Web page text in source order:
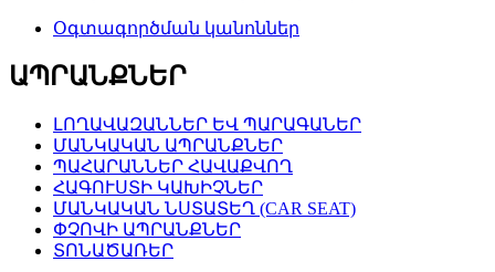
Օգտագործման կանոններ
ԱՊՐԱՆՔՆԵՐ
ԼՈՂԱՎԱԶԱՆՆԵՐ ԵՎ ՊԱՐԱԳԱՆԵՐ
ՄԱՆԿԱԿԱՆ ԱՊՐԱՆՔՆԵՐ
ՊԱՀԱՐԱՆՆԵՐ ՀԱՎԱՔՎՈՂ
ՀԱԳՈՒՍՏԻ ԿԱԽԻՉՆԵՐ
ՄԱՆԿԱԿԱՆ ՆՍՏԱՏԵՂ (CAR SEAT)
ՓՉՈՎԻ ԱՊՐԱՆՔՆԵՐ
ՏՈՆԱԾԱՌԵՐ